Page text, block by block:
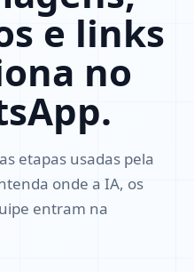
e links
no
etapas usadas pela
onde a IA, os
entram na